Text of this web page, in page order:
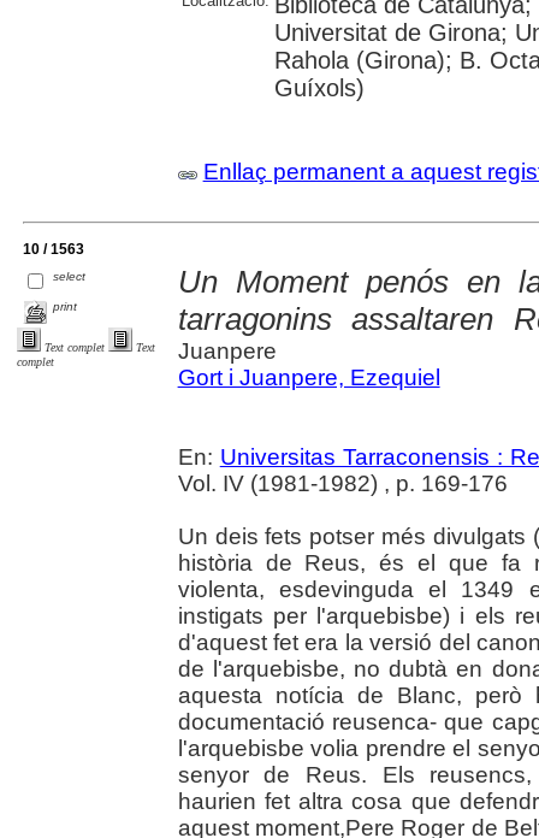
Universitat de Girona;
Rahola (Girona); B.
Guíxols)
Enllaç permanent a aquest
10 / 1563
select
print
Text complet
Text
complet
Un Moment penós en
tarragonins assaltaren
Juanpere
Gort i Juanpere, Ezequiel
En: Universitas Tarraconensis :
Vol. IV (1981-1982) , p. 169-176
Un deis fets potser més
història de Reus, és el que fa
violenta, esdevinguda el 1349
instigats per l'arquebisbe) i els
d'aquest fet era la versió del
de l'arquebisbe, no dubtà en
aquesta notícia de Blanc,
documentació reusenca- que
l'arquebisbe volia prendre el
senyor de Reus. Els
haurien fet altra cosa que
aquest moment,Pere Roger de